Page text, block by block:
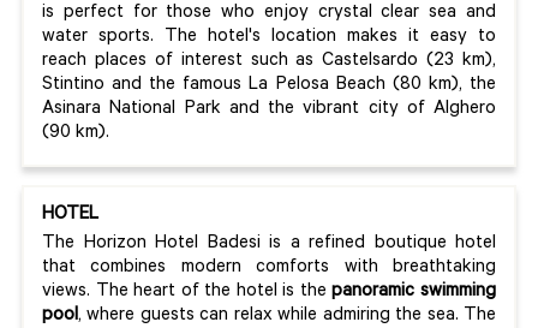
is perfect for those who enjoy crystal clear sea and
water sports. The hotel's location makes it easy to
reach places of interest such as Castelsardo (23 km),
Stintino and the famous La Pelosa Beach (80 km), the
Asinara National Park and the vibrant city of Alghero
(90 km).
HOTEL
The Horizon Hotel Badesi is a refined boutique hotel
that combines modern comforts with breathtaking
views. The heart of the hotel is the panoramic swimming
pool, where guests can relax while admiring the sea. The